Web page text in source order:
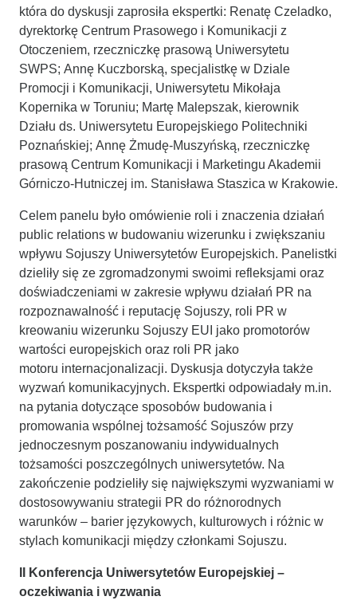
która do dyskusji zaprosiła ekspertki: Renatę Czeladko,
dyrektorkę Centrum Prasowego i Komunikacji z
Otoczeniem, rzeczniczkę prasową Uniwersytetu
SWPS; Annę Kuczborską, specjalistkę w Dziale
Promocji i Komunikacji, Uniwersytetu Mikołaja
Kopernika w Toruniu; Martę Malepszak, kierownik
Działu ds. Uniwersytetu Europejskiego Politechniki
Poznańskiej; Annę Żmudę-Muszyńską, rzeczniczkę
prasową Centrum Komunikacji i Marketingu Akademii
Górniczo-Hutniczej im. Stanisława Staszica w Krakowie.
Celem panelu było omówienie roli i znaczenia działań
public relations w budowaniu wizerunku i zwiększaniu
wpływu Sojuszy Uniwersytetów Europejskich. Panelistki
dzieliły się ze zgromadzonymi swoimi refleksjami oraz
doświadczeniami w zakresie wpływu działań PR na
rozpoznawalność i reputację Sojuszy, roli PR w
kreowaniu wizerunku Sojuszy EUI jako promotorów
wartości europejskich oraz roli PR jako
motoru internacjonalizacji. Dyskusja dotyczyła także
wyzwań komunikacyjnych. Ekspertki odpowiadały m.in.
na pytania dotyczące sposobów budowania i
promowania wspólnej tożsamość Sojuszów przy
jednoczesnym poszanowaniu indywidualnych
tożsamości poszczególnych uniwersytetów. Na
zakończenie podzieliły się największymi wyzwaniami w
dostosowywaniu strategii PR do różnorodnych
warunków – barier językowych, kulturowych i różnic w
stylach komunikacji między członkami Sojuszu.
II Konferencja Uniwersytetów Europejskiej –
oczekiwania i wyzwania